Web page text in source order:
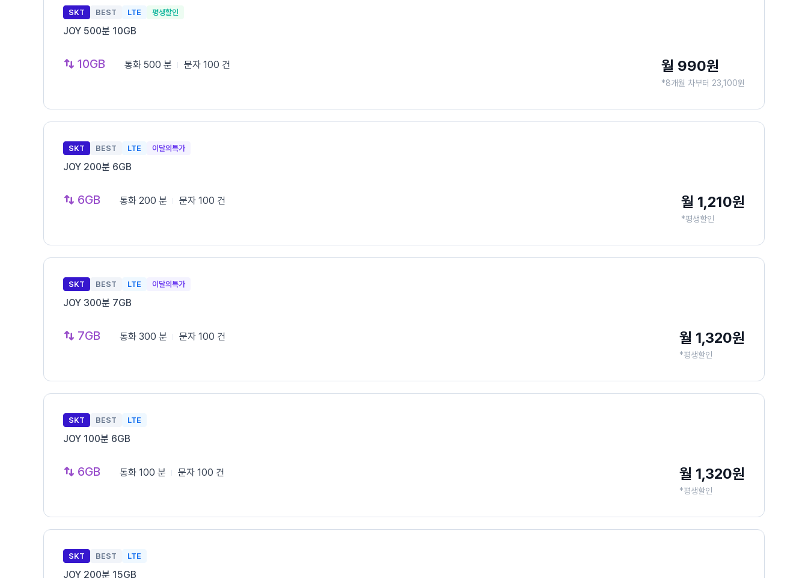
SKT BEST LTE 평생할인
JOY 500분 10GB
10GB 통화 500 분 문자 100 건 월 990원
*8개월 차부터 23,100원
SKT BEST LTE 이달의특가
JOY 200분 6GB
6GB 통화 200 분 문자 100 건 월 1,210원
*평생할인
SKT BEST LTE 이달의특가
JOY 300분 7GB
7GB 통화 300 분 문자 100 건 월 1,320원
*평생할인
SKT BEST LTE
JOY 100분 6GB
6GB 통화 100 분 문자 100 건 월 1,320원
*평생할인
SKT BEST LTE
JOY 200분 15GB